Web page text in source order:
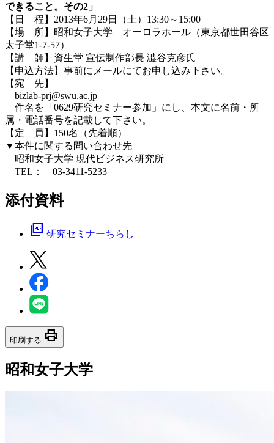
できること。その2」
【日 程】2013年6月29日（土）13:30～15:00
【場 所】昭和女子大学 オーロラホール（東京都世田谷区
太子堂1-7-57）
【講 師】資生堂 宣伝制作部長 澁谷克彦氏
【申込方法】事前にメールにてお申し込み下さい。
【宛 先】
bizlab-prj@swu.ac.jp
件名を「0629研究セミナー参加」にし、本文に名前・所
属・電話番号を記載して下さい。
【定 員】150名（先着順）
▼本件に関する問い合わせ先
昭和女子大学 現代ビジネス研究所
TEL： 03-3411-5233
添付資料
picture_as_pdf 研究セミナーちらし
印刷する print
昭和女子大学